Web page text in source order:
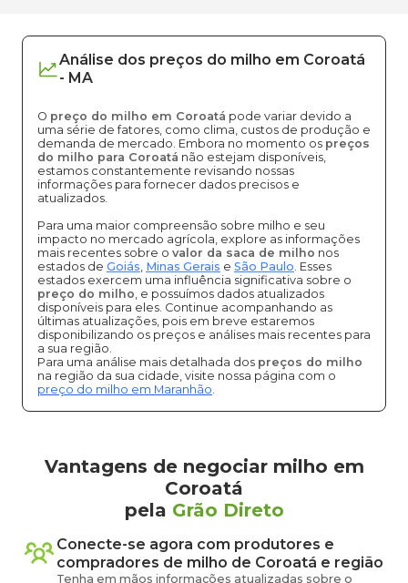
Análise dos preços do milho em Coroatá
- MA
O preço do milho em Coroatá pode variar devido a
uma série de fatores, como clima, custos de produção e
demanda de mercado. Embora no momento os preços
do milho para Coroatá não estejam disponíveis,
estamos constantemente revisando nossas
informações para fornecer dados precisos e
atualizados.
Para uma maior compreensão sobre milho e seu
impacto no mercado agrícola, explore as informações
mais recentes sobre o valor da saca de milho nos
estados de Goiás, Minas Gerais e São Paulo. Esses
estados exercem uma influência significativa sobre o
preço do milho, e possuímos dados atualizados
disponíveis para eles. Continue acompanhando as
últimas atualizações, pois em breve estaremos
disponibilizando os preços e análises mais recentes para
a sua região.
Para uma análise mais detalhada dos preços do milho
na região da sua cidade, visite nossa página com o
preço do milho em Maranhão.
Vantagens de negociar milho em
Coroatá
pela Grão Direto
Conecte-se agora com produtores e
compradores de milho de Coroatá e região
Tenha em mãos informações atualizadas sobre o